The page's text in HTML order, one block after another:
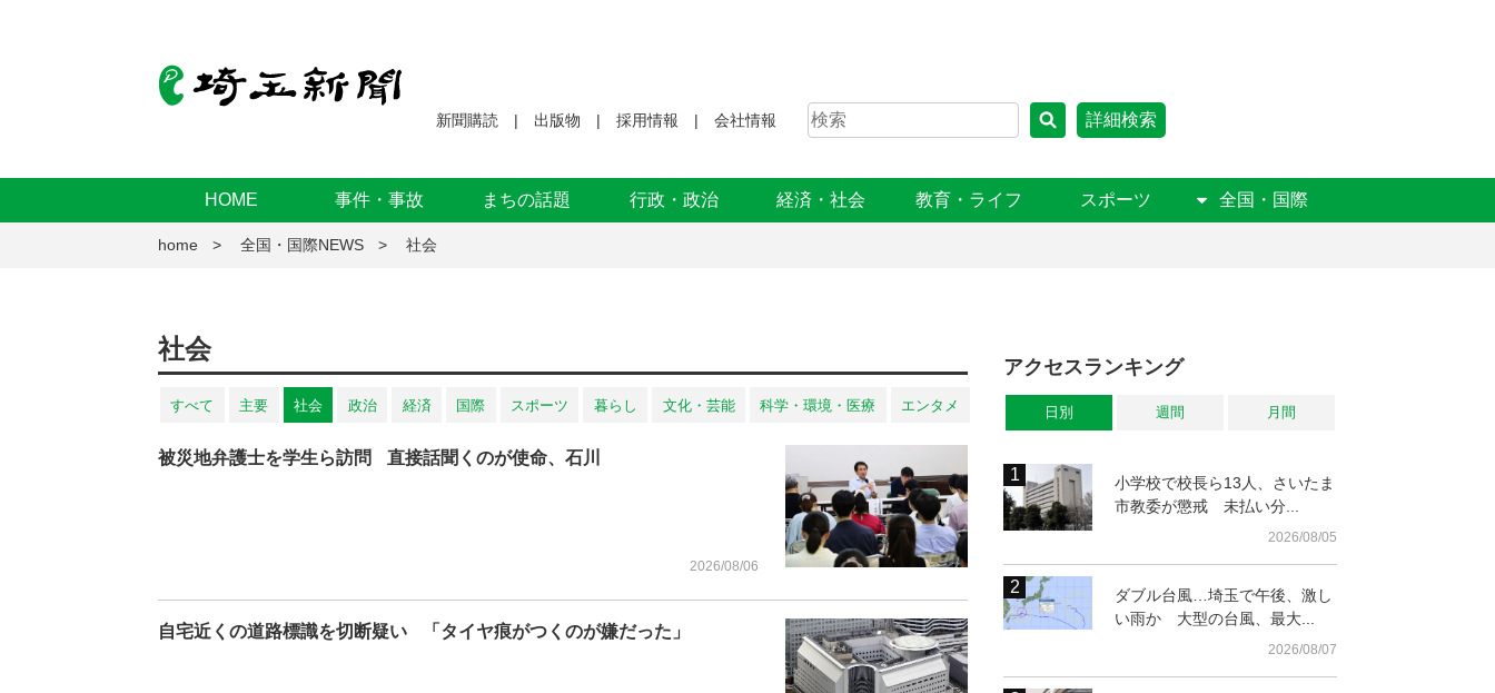
新聞購読 出版物 採用情報 会社情報 詳細検索
HOME 事件・事故 まちの話題 行政・政治 経済・社会 教育・ライフ スポーツ 全国・国際
home 全国・国際NEWS 社会
社会
すべて 主要 社会 政治 経済 国際 スポーツ 暮らし 文化・芸能 科学・環境・医療 エンタメ
被災地弁護士を学生ら訪問 直接話聞くのが使命、石川
2026/08/06
自宅近くの道路標識を切断疑い 「タイヤ痕がつくのが嫌だった」
アクセスランキング
日別 週間 月間
小学校で校長ら13人、さいたま
市教委が懲戒 未払い分...
2026/08/05
ダブル台風…埼玉で午後、激し
い雨か 大型の台風、最大...
2026/08/07